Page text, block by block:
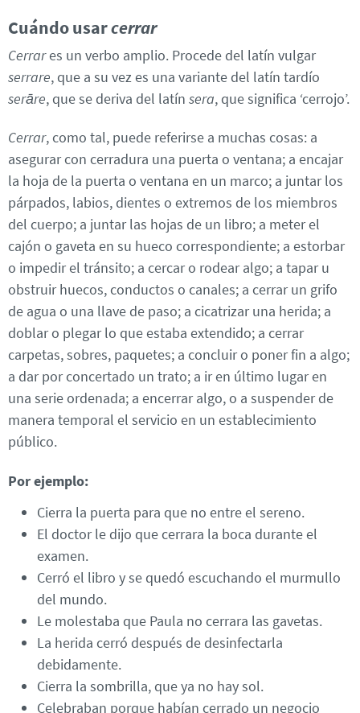
Cuándo usarcerrar
Cerrares un verbo amplio. Procede del latín vulgar
serrare, que a su vez es una variante del latín tardío
serāre, que se deriva del latín sera, que significa ‘cerrojo’.
Cerrar, como tal, puede referirse a muchas cosas: a
asegurar con cerradura una puerta o ventana; a encajar
la hoja de la puerta o ventana en un marco; a juntar los
párpados, labios, dientes o extremos de los miembros
del cuerpo; a juntar las hojas de un libro; a meter el
cajón o gaveta en su hueco correspondiente; a estorbar
o impedir el tránsito; a cercar o rodear algo; a tapar u
obstruir huecos, conductos o canales; a cerrar un grifo
de agua o una llave de paso; a cicatrizar una herida; a
doblar o plegar lo que estaba extendido; a cerrar
carpetas, sobres, paquetes; a concluir o poner fin a algo;
a dar por concertado un trato; a ir en último lugar en
una serie ordenada; a encerrar algo, o a suspender de
manera temporal el servicio en un establecimiento
público.
Por ejemplo:
Cierra la puerta para que no entre el sereno.
El doctor le dijo que cerrara la boca durante el
examen.
Cerró el libro y se quedó escuchando el murmullo
del mundo.
Le molestaba que Paula no cerrara las gavetas.
La herida cerró después de desinfectarla
debidamente.
Cierra la sombrilla, que ya no hay sol.
Celebraban porque habían cerrado un negocio